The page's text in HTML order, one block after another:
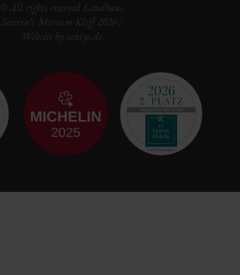
© All rights reserved Landhaus
Severin*s Morsum Kliff 2026 /
Website by
ooniyo.de